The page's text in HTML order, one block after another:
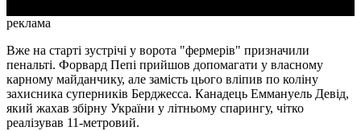
реклама
Вже на старті зустрічі у ворота "фермерів" призначили
пенальті. Форвард Пепі прийшов допомагати у власному
карному майданчику, але замість цього вліпив по коліну
захисника суперників Берджесса. Канадець Еммануель Девід,
який жахав збірну України у літньому спарингу, чітко
реалізував 11-метровий.